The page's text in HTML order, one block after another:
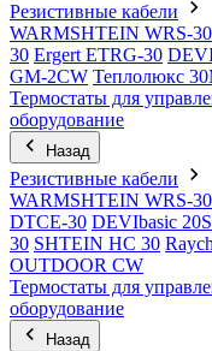
Резистивные кабели
WARMSHTEIN WRS-30
30 Ergert ETRG-30
GM-2CW Теплолюкс
Термостаты для
оборудование
Назад
Резистивные кабели
WARMSHTEIN WRS-
DTCE-30 DEVIbasic
30 SHTEIN HC 30
OUTDOOR CW
Термостаты для
оборудование
Назад